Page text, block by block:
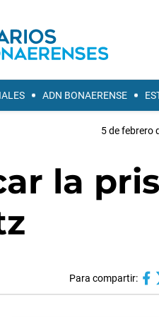
ADN BONAERENSE
5 de febrero
la
Para compartir: